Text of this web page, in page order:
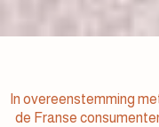
In overeenstemming
de Franse